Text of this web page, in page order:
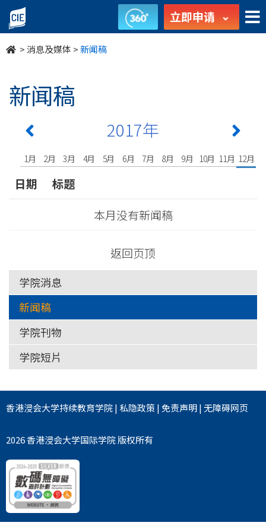
undefined 立即申请
>消息及媒体 >新闻稿
新闻稿
2017年
1月 2月 3月 4月 5月 6月 7月 8月 9月 10月 11月 12月
日期
标题
本月没有新闻稿
返回页顶
学院消息
新闻稿
学院刊物
学院短片
香港浸会大学持续教育学院| 私隐政策|免责声明|无障碍网页
2026 香港浸会大学国际学院 版权所有